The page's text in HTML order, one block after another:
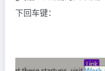
下回车键：